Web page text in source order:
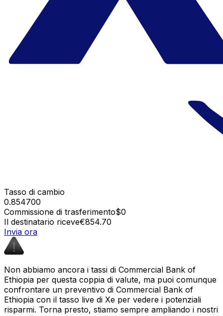
Tasso di cambio
0.854700
Commissione di trasferimento$0
Il destinatario riceve€854.70
Invia ora
Non abbiamo ancora i tassi di Commercial Bank of
Ethiopia per questa coppia di valute, ma puoi comunque
confrontare un preventivo di Commercial Bank of
Ethiopia con il tasso live di Xe per vedere i potenziali
risparmi. Torna presto, stiamo sempre ampliando i nostri